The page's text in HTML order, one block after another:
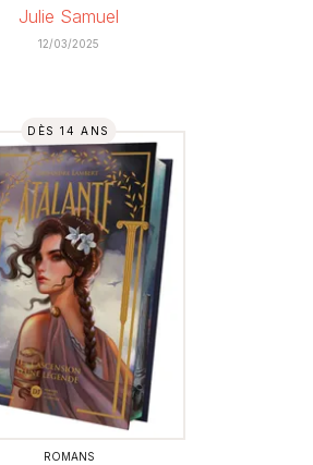
Julie Samuel
12/03/2025
DÈS 14 ANS
ROMANS